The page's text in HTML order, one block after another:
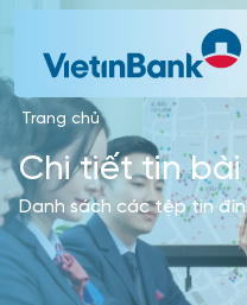
Trang chủ
Chi tiết tin bài
Danh sách các tệp tin